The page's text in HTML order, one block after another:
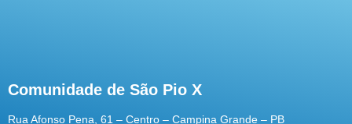
Comunidade de São Pio X
Rua Afonso Pena, 61 – Centro – Campina Grande – PB